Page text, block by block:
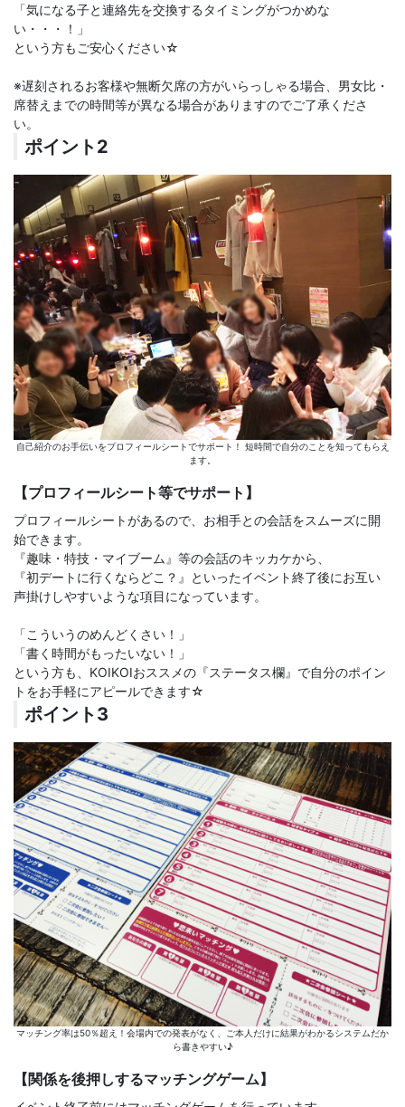
「気になる子と連絡先を交換するタイミングがつかめな
い・・・！」
という方もご安心ください☆
※遅刻されるお客様や無断欠席の方がいらっしゃる場合、男女比・
席替えまでの時間等が異なる場合がありますのでご了承くださ
い。
ポイント2
自己紹介のお手伝いをプロフィールシートでサポート！ 短時間で自分のことを知ってもらえ
ます。
【プロフィールシート等でサポート】
プロフィールシートがあるので、お相手との会話をスムーズに開
始できます。
『趣味・特技・マイブーム』等の会話のキッカケから、
『初デートに行くならどこ？』といったイベント終了後にお互い
声掛けしやすいような項目になっています。
「こういうのめんどくさい！」
「書く時間がもったいない！」
という方も、KOIKOIおススメの『ステータス欄』で自分のポイン
トをお手軽にアピールできます☆
ポイント3
マッチング率は50％超え！会場内での発表がなく、ご本人だけに結果がわかるシステムだか
ら書きやすい♪
【関係を後押しするマッチングゲーム】